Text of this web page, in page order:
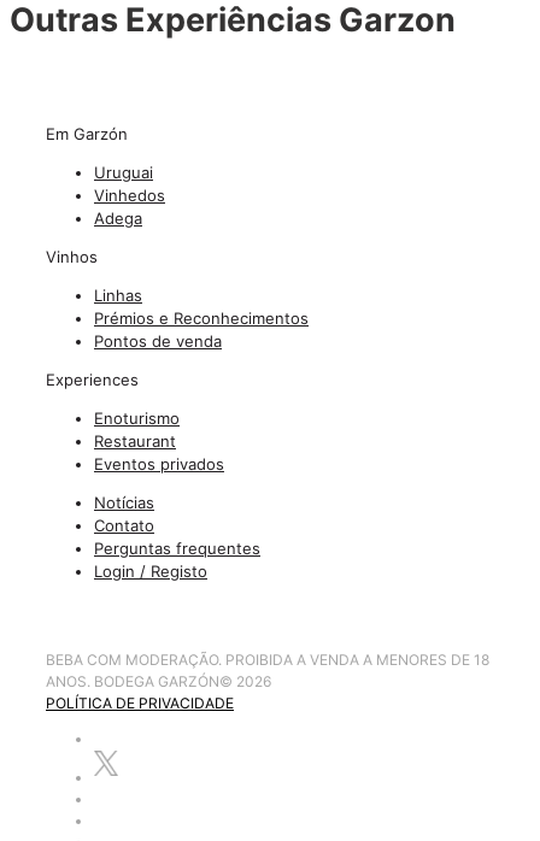
Outras Experiências Garzon
Em Garzón
Uruguai
Vinhedos
Adega
Vinhos
Linhas
Prémios e Reconhecimentos
Pontos de venda
Experiences
Enoturismo
Restaurant
Eventos privados
Notícias
Contato
Perguntas frequentes
Login / Registo
BEBA COM MODERAÇÃO. PROIBIDA A VENDA A MENORES DE 18
ANOS. BODEGA GARZÓN© 2026
POLÍTICA DE PRIVACIDADE